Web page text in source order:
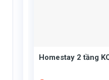
Homestay 2 tầng